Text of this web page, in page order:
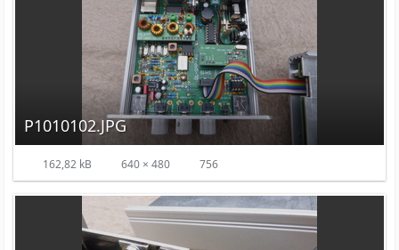
P1010102.JPG
162,82 kB 640 × 480 756